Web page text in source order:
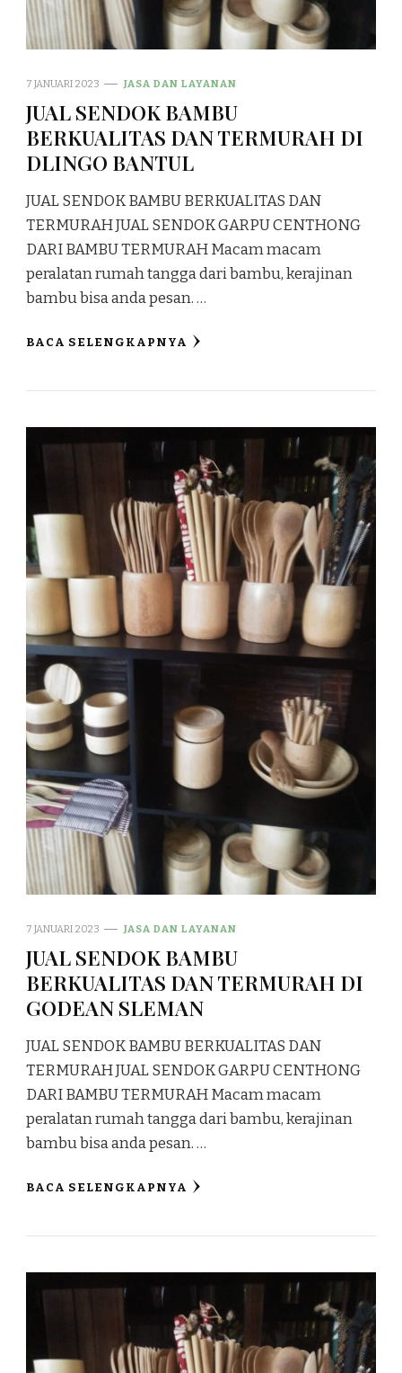
7 JANUARI 2023 JASA DAN LAYANAN
JUAL SENDOK BAMBU
BERKUALITAS DAN TERMURAH DI
DLINGO BANTUL
JUAL SENDOK BAMBU BERKUALITAS DAN
TERMURAH JUAL SENDOK GARPU CENTHONG
DARI BAMBU TERMURAH Macam macam
peralatan rumah tangga dari bambu, kerajinan
bambu bisa anda pesan. …
BACA SELENGKAPNYA
7 JANUARI 2023 JASA DAN LAYANAN
JUAL SENDOK BAMBU
BERKUALITAS DAN TERMURAH DI
GODEAN SLEMAN
JUAL SENDOK BAMBU BERKUALITAS DAN
TERMURAH JUAL SENDOK GARPU CENTHONG
DARI BAMBU TERMURAH Macam macam
peralatan rumah tangga dari bambu, kerajinan
bambu bisa anda pesan. …
BACA SELENGKAPNYA